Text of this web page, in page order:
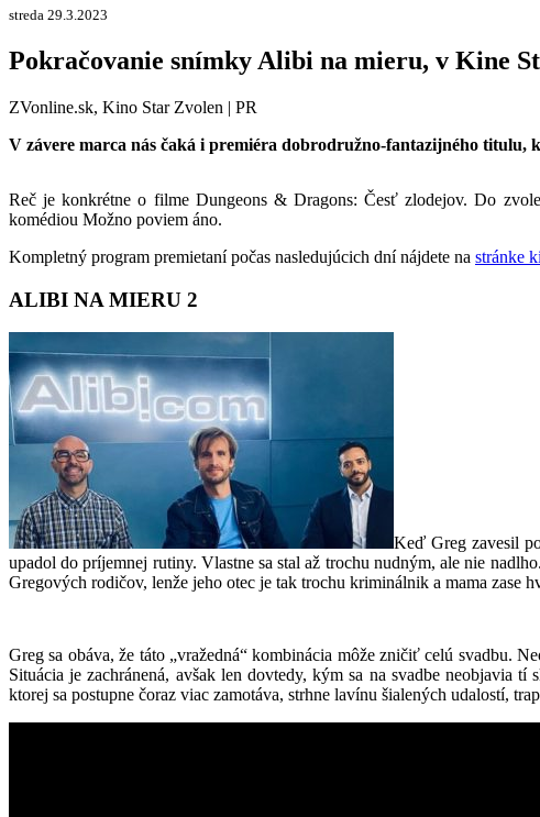
streda 29.3.2023
Pokračovanie snímky Alibi na mieru, v Kine
ZVonline.sk, Kino Star Zvolen | PR
V závere marca nás čaká i premiéra dobrodružno-fantazijného titulu,
Reč je konkrétne o filme Dungeons & Dragons: Česť zlodejov. Do
komédiou Možno poviem áno.
Kompletný program premietaní počas nasledujúcich dní nájdete na stránke
ALIBI NA MIERU 2
Keď Greg zavesil
upadol do príjemnej rutiny. Vlastne sa stal až trochu nudným, ale nie
Gregových rodičov, lenže jeho otec je tak trochu kriminálnik a mama zase
Greg sa obáva, že táto „vražedná“ kombinácia môže zničiť celú svadbu.
Situácia je zachránená, avšak len dovtedy, kým sa na svadbe neobjavia
ktorej sa postupne čoraz viac zamotáva, strhne lavínu šialených udalostí,